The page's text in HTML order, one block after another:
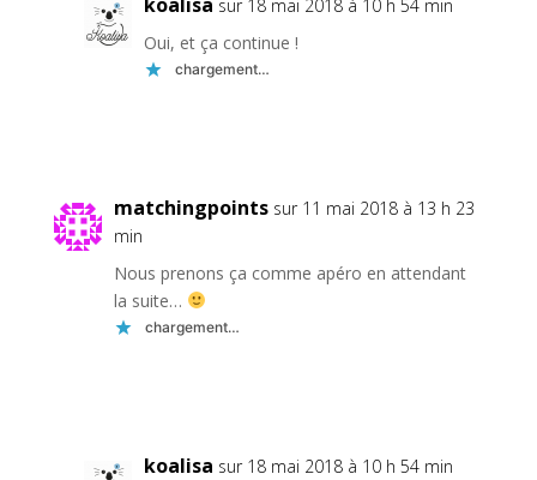
sur 18 mai 2018 à 10 h 54 min
Oui, et ça continue !
chargement…
matchingpoints sur 11 mai 2018 à 13 h 23
min
Nous prenons ça comme apéro en attendant
la suite…
chargement…
koalisa sur 18 mai 2018 à 10 h 54 min